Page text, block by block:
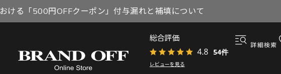
ける「500円OFFクーポン」付与漏れと補填について
総合評価
4.8 54件
レビューを見る
詳細検索